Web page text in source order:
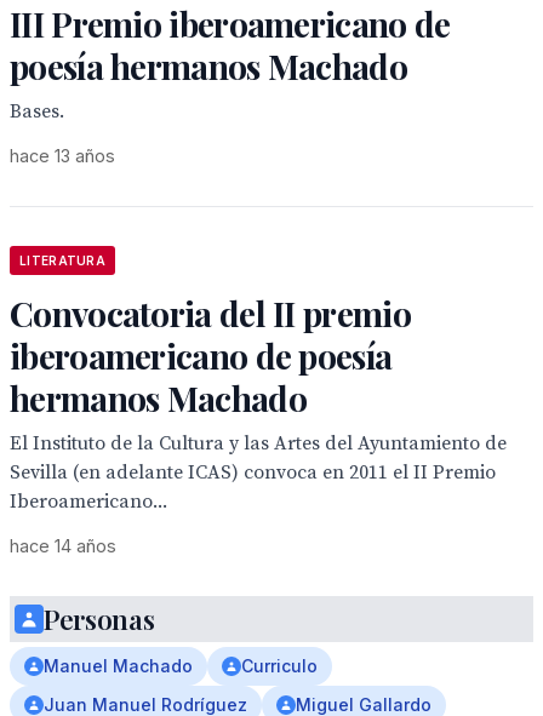
III Premio iberoamericano de
poesía hermanos Machado
Bases.
hace 13 años
LITERATURA
Convocatoria del II premio
iberoamericano de poesía
hermanos Machado
El Instituto de la Cultura y las Artes del Ayuntamiento de
Sevilla (en adelante ICAS) convoca en 2011 el II Premio
Iberoamericano...
hace 14 años
Personas
Manuel Machado
Curriculo
Juan Manuel Rodríguez
Miguel Gallardo